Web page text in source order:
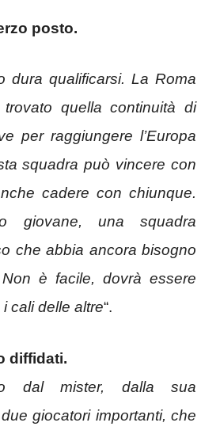
posto.
dura qualificarsi. La Roma
quella continuità di
per raggiungere l’Europa
squadra può vincere con
cadere con chiunque.
giovane, una squadra
che abbia ancora bisogno
è facile, dovrà essere
cali delle altre“.
diffidati.
dal mister, dalla sua
giocatori importanti, che